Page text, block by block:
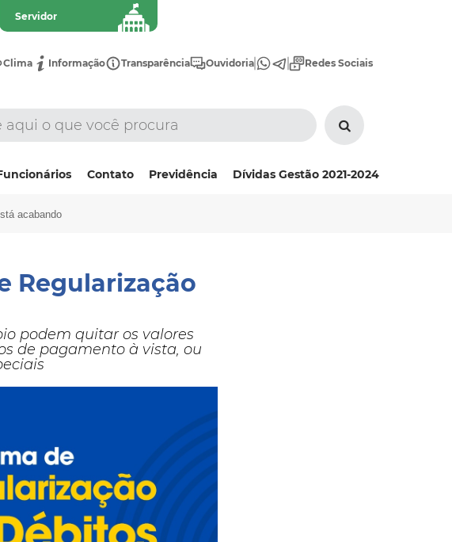
Servidor
Clima Informação Transparência Ouvidoria Redes Sociais
Contato Previdência Dívidas Gestão 2021-2024
acabando
Regularização
podem quitar os valores
de pagamento à vista, ou